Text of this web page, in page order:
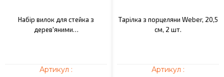
Набір вилок для стейка з
дерев'яними…
Артикул :
Тарілка з порцеляни Weber, 20,5
см, 2 шт.
Артикул :